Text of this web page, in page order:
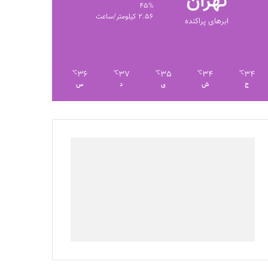
ابرهای پراکنده
45%
2.56 کیلومتر/ساعت
34
℃
ج
34
℃
ش
35
℃
ی
37
℃
د
36
℃
س